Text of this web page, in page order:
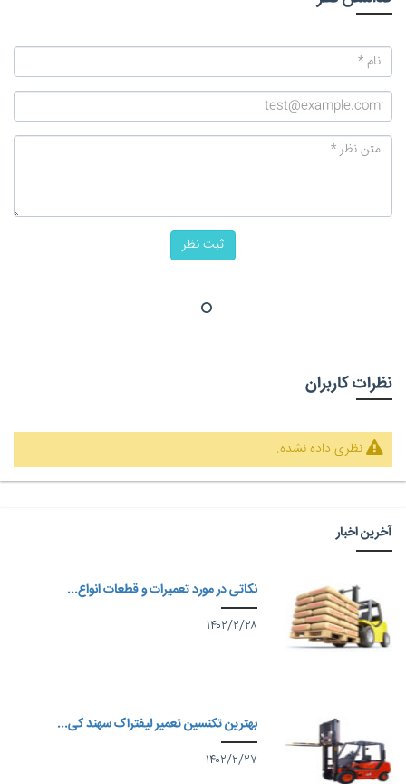
ثبت نظر
نظرات کاربران
نظری داده نشده.
آخرین اخبار
نکاتی در مورد تعمیرات و قطعات انواع...
۱۴۰۲/۲/۲۸
بهترین تکنسین تعمیر لیفتراک سهند کی...
۱۴۰۲/۲/۲۷